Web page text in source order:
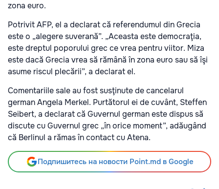
zona euro.
Potrivit AFP, el a declarat că referendumul din Grecia
este o „alegere suverană”. „Aceasta este democraţia,
este dreptul poporului grec ce vrea pentru viitor. Miza
este dacă Grecia vrea să rămână în zona euro sau să îşi
asume riscul plecării”, a declarat el.
Comentariile sale au fost susţinute de cancelarul
german Angela Merkel. Purtătorul ei de cuvânt, Steffen
Seibert, a declarat că Guvernul german este dispus să
discute cu Guvernul grec „în orice moment”, adăugând
că Berlinul a rămas în contact cu Atena.
Подпишитесь на новости Point.md в Google